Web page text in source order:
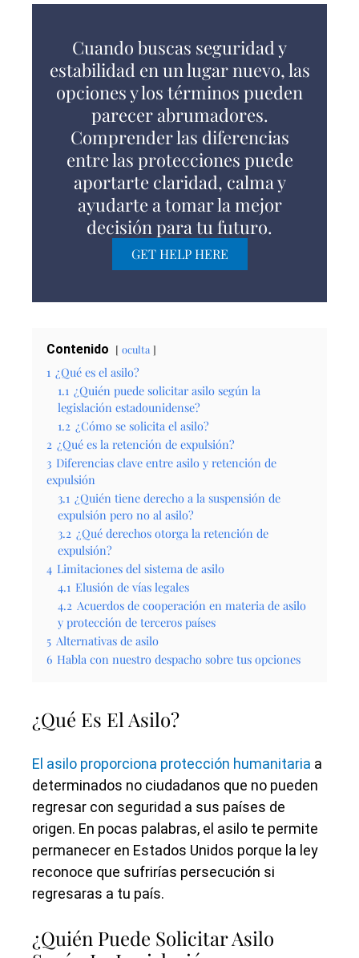
Cuando buscas seguridad y
estabilidad en un lugar nuevo, las
opciones y los términos pueden
parecer abrumadores.
Comprender las diferencias
entre las protecciones puede
aportarte claridad, calma y
ayudarte a tomar la mejor
decisión para tu futuro.
GET HELP HERE
Contenido oculta
1 ¿Qué es el asilo?
1.1 ¿Quién puede solicitar asilo según la
legislación estadounidense?
1.2 ¿Cómo se solicita el asilo?
2 ¿Qué es la retención de expulsión?
3 Diferencias clave entre asilo y retención de
expulsión
3.1 ¿Quién tiene derecho a la suspensión de
expulsión pero no al asilo?
3.2 ¿Qué derechos otorga la retención de
expulsión?
4 Limitaciones del sistema de asilo
4.1 Elusión de vías legales
4.2 Acuerdos de cooperación en materia de asilo
y protección de terceros países
5 Alternativas de asilo
6 Habla con nuestro despacho sobre tus opciones
¿Qué Es El Asilo?
El asilo proporciona protección humanitaria a
determinados no ciudadanos que no pueden
regresar con seguridad a sus países de
origen. En pocas palabras, el asilo te permite
permanecer en Estados Unidos porque la ley
reconoce que sufrirías persecución si
regresaras a tu país.
¿Quién Puede Solicitar Asilo